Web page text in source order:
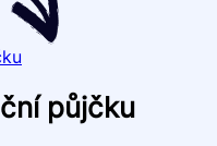
půjčku